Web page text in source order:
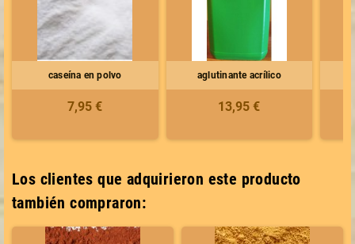
caseína en polvo
7,95 €
aglutinante acrílico
13,95 €
Los clientes que adquirieron este producto
también compraron: